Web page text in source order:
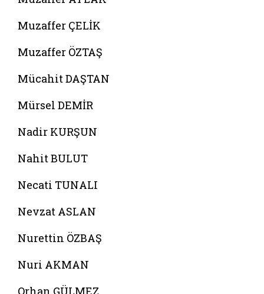
Muzaffer ÇELİK
Muzaffer ÖZTAŞ
Mücahit DAŞTAN
Mürsel DEMİR
Nadir KURŞUN
Nahit BULUT
Necati TUNALI
Nevzat ASLAN
Nurettin ÖZBAŞ
Nuri AKMAN
Orhan GÜLMEZ